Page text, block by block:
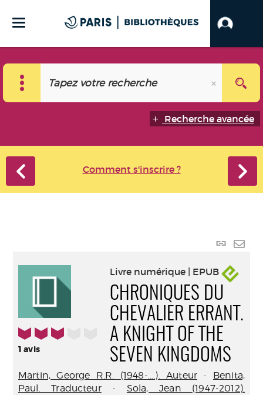
Recherche avancée
Comment s'inscrire ?
Lien
3/5
1avis
Livre numérique | EPUB
CHRONIQUES DU
CHEVALIER ERRANT.
A KNIGHT OF THE
SEVEN KINGDOMS
Martin, George R.R. (1948-....). Auteur - Benita,
Paul. Traducteur- Sola, Jean (1947-2012).